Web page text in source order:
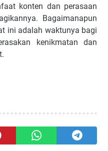
konten dan perasaan
Bagaimanapun
ini adalah waktunya bagi
kenikmatan dan